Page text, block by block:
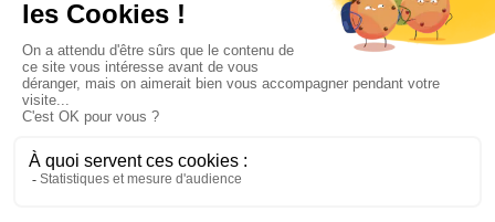
Bordeaux
Lille
Marseille
Nantes
Paris Nord
Paris Sud